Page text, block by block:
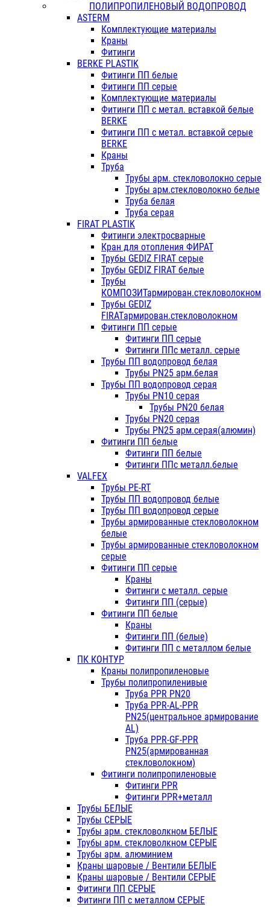
ПОЛИПРОПИЛЕНОВЫЙ ВОДОПРОВОД
ASTERM
Комплектующие материалы
Краны
Фитинги
BERKE PLASTIK
Фитинги ПП белые
Фитинги ПП серые
Комплектующие материалы
Фитинги ПП с метал. вставкой белые
BERKE
Фитинги ПП с метал. вставкой серые
BERKE
Краны
Труба
Трубы арм. стекловолокно серые
Трубы арм.стекловолокно белые
Труба белая
Труба серая
FIRAT PLASTIK
Фитинги электросварные
Кран для отопления ФИРАТ
Трубы GEDIZ FIRAT серые
Трубы GEDIZ FIRAT белые
Трубы
КОМПОЗИТармирован.стекловолокном
Трубы GEDIZ
FIRATармирован.стекловолокном
Фитинги ПП серые
Фитинги ПП серые
Фитинги ППс металл. серые
Трубы ПП водопровод белая
Трубы PN25 арм.белая
Трубы ПП водопровод серая
Трубы PN10 серая
Трубы PN20 белая
Трубы PN20 серая
Трубы PN25 арм.серая(алюмин)
Фитинги ПП белые
Фитинги ПП белые
Фитинги ППс металл.белые
VALFEX
Трубы PE-RT
Трубы ПП водопровод белые
Трубы ПП водопровод серые
Трубы армированные стекловолокном
белые
Трубы армированные стекловолокном
серые
Фитинги ПП серые
Краны
Фитинги с металл. серые
Фитинги ПП (серые)
Фитинги ПП белые
Краны
Фитинги ПП (белые)
Фитинги ПП с металлом белые
ПК КОНТУР
Краны полипропиленовые
Трубы полипропиленивые
Труба PPR PN20
Труба PPR-AL-PPR
PN25(центральное армирование
AL)
Труба PPR-GF-PPR
PN25(армированная
стекловолокном)
Фитинги полипропиленовые
Фитинги PPR
Фитинги PPR+металл
Трубы БЕЛЫЕ
Трубы СЕРЫЕ
Трубы арм. стекловолкном БЕЛЫЕ
Трубы арм. стекловолкном СЕРЫЕ
Трубы арм. алюминием
Краны шаровые / Вентили БЕЛЫЕ
Краны шаровые / Вентили СЕРЫЕ
Фитинги ПП СЕРЫЕ
Фитинги ПП с металлом СЕРЫЕ